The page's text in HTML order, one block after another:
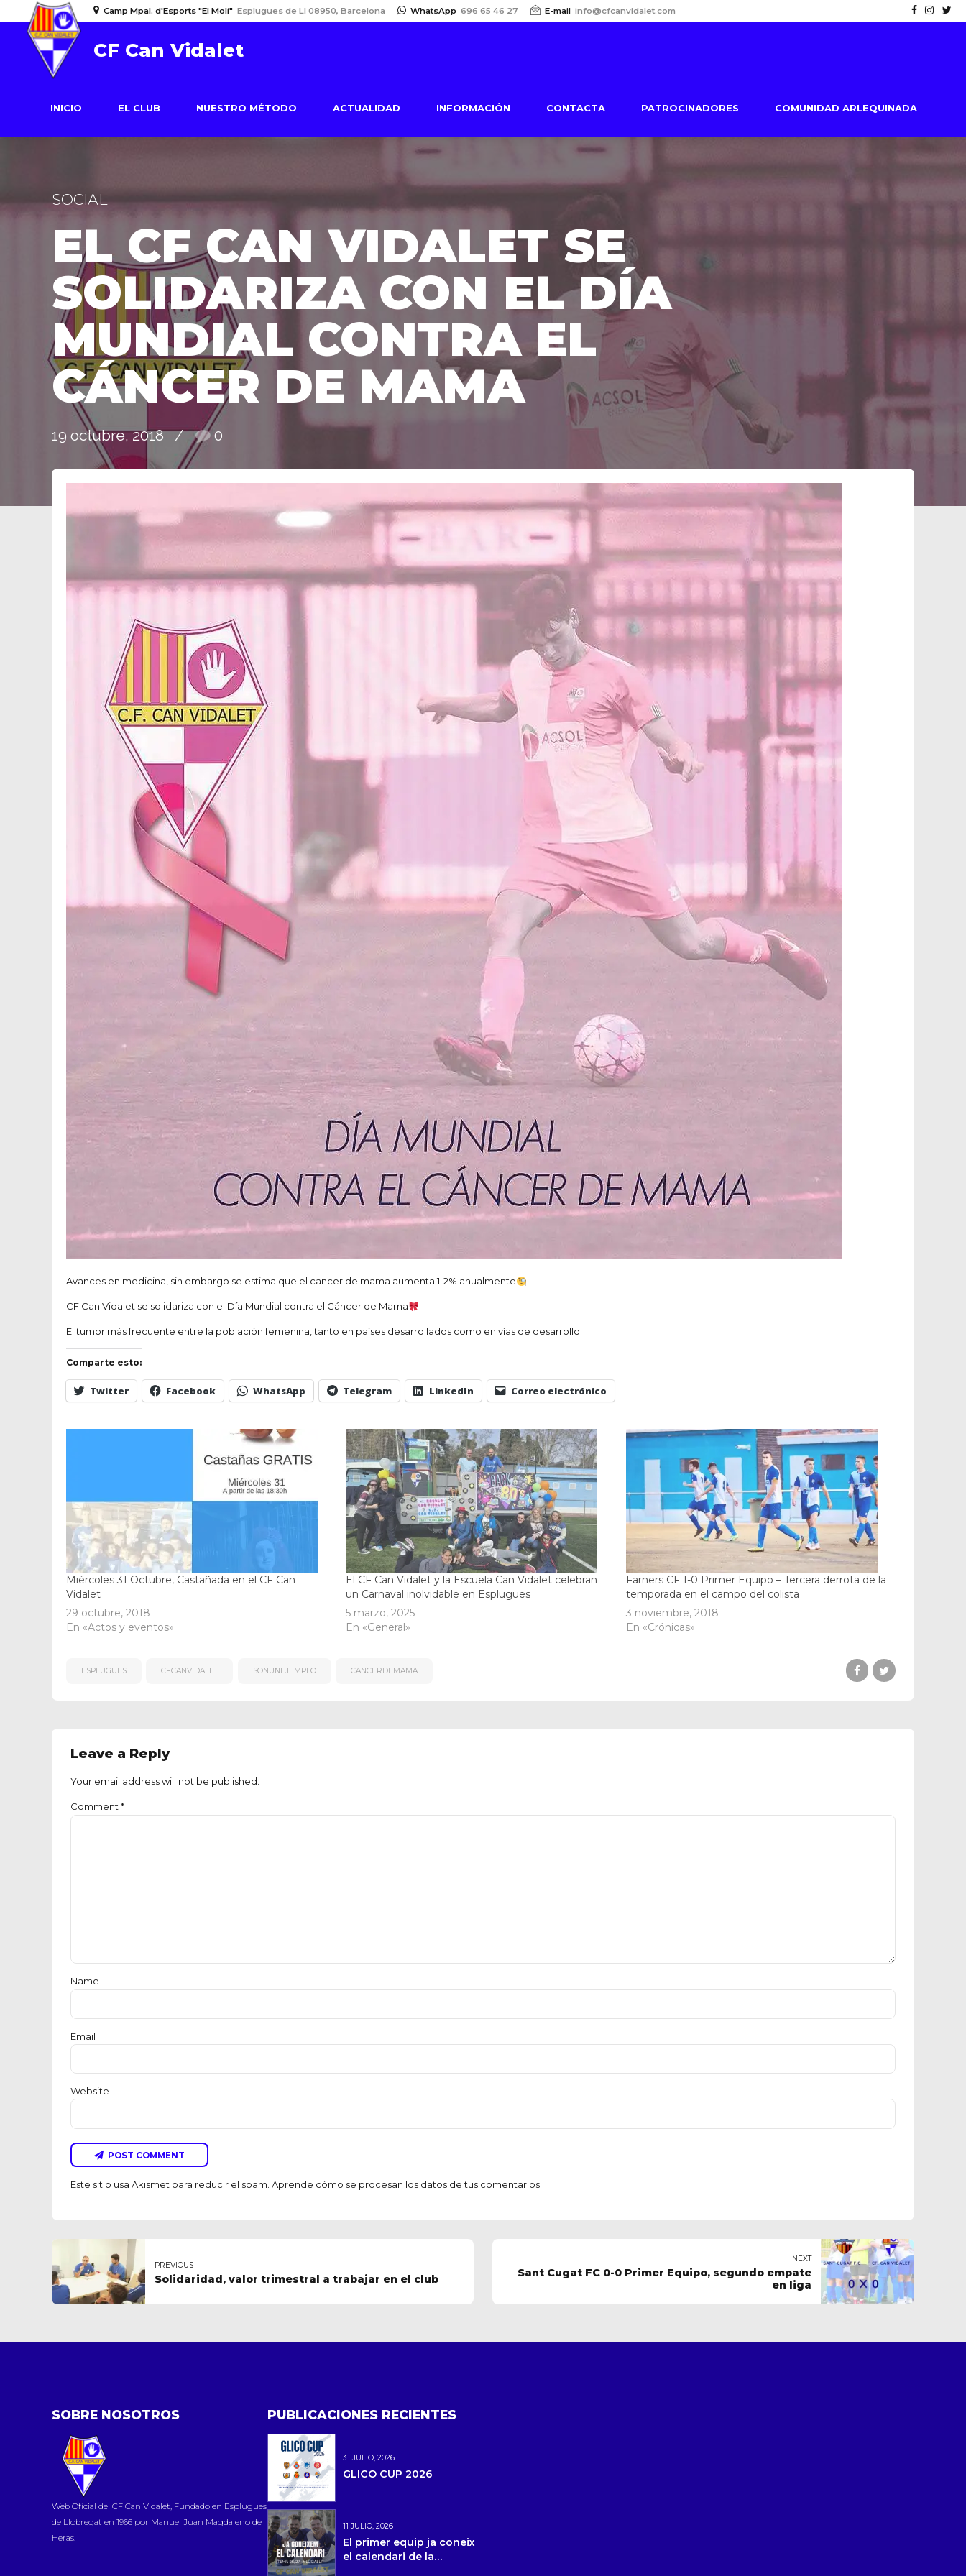
Camp Mpal. d'Esports "El Molí" Esplugues de Ll 08950, Barcelona WhatsApp 696 65 46 27 E-mail info@cfcanvidalet.com
CF Can Vidalet
INICIO EL CLUB NUESTRO MÉTODO ACTUALIDAD INFORMACIÓN CONTACTA PATROCINADORES COMUNIDAD ARLEQUINADA
SOCIAL
EL CF CAN VIDALET SE
SOLIDARIZA CON EL DÍA
MUNDIAL CONTRA EL
CÁNCER DE MAMA
19 octubre, 2018 0
Avances en medicina, sin embargo se estima que el cancer de mama aumenta 1-2% anualmente
CF Can Vidalet se solidariza con el Día Mundial contra el Cáncer de Mama
El tumor más frecuente entre la población femenina, tanto en países desarrollados como en vías de desarrollo
Comparte esto:
Twitter Facebook WhatsApp Telegram LinkedIn Correo electrónico
Miércoles 31 Octubre, Castañada en el CF Can
Vidalet
29 octubre, 2018
En «Actos y eventos»
El CF Can Vidalet y la Escuela Can Vidalet celebran
un Carnaval inolvidable en Esplugues
5 marzo, 2025
En «General»
Farners CF 1-0 Primer Equipo – Tercera derrota de la
temporada en el campo del colista
3 noviembre, 2018
En «Crónicas»
ESPLUGUES CFCANVIDALET SONUNEJEMPLO CANCERDEMAMA
Leave a Reply
Your email address will not be published.
Comment*
Name
Email
Website
POST COMMENT
Este sitio usa Akismet para reducir el spam. Aprende cómo se procesan los datos de tus comentarios.
PREVIOUS
Solidaridad, valor trimestral a trabajar en el club
NEXT
Sant Cugat FC 0-0 Primer Equipo, segundo empate
en liga
SOBRE NOSOTROS
Web Oficial del CF Can Vidalet, Fundado en Esplugues
de Llobregat en 1966 por Manuel Juan Magdaleno de
Heras.
PUBLICACIONES RECIENTES
31 JULIO, 2026
GLICO CUP 2026
11 JULIO, 2026
El primer equip ja coneix
el calendari de la